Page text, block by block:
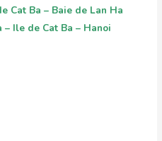
Cat Ba – Baie de Lan Ha
– Ile de Cat Ba – Hanoi